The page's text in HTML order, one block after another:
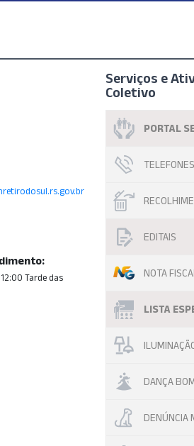
Tarde das
Serviços e
Coletivo
PORTAL
EDITAIS
NOTA
LISTA
DANÇA
DENÚNCIA